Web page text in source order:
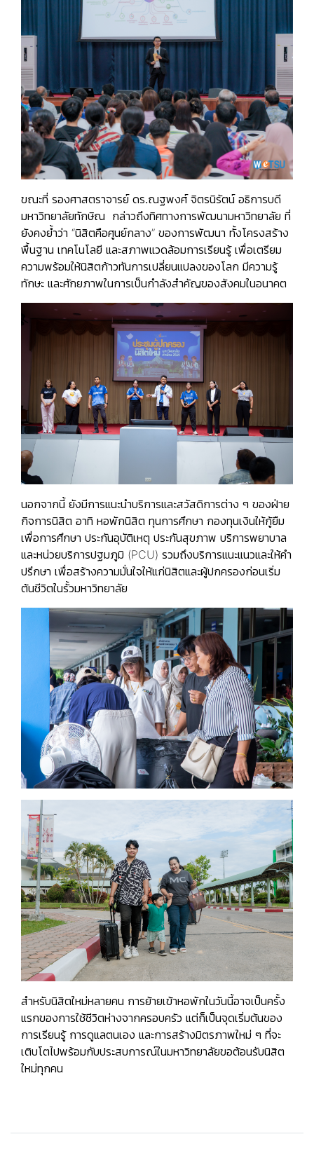
ขณะที่ รองศาสตราจารย์ ดร.ณฐพงศ์ จิตรนิรัตน์อธิการบดี
มหาวิทยาลัยทักษิณ กล่าวถึงทิศทางการพัฒนามหาวิทยาลัย ที่
ยังคงย้ำว่า “นิสิตคือศูนย์กลาง” ของการพัฒนา ทั้งโครงสร้าง
พื้นฐาน เทคโนโลยี และสภาพแวดล้อมการเรียนรู้ เพื่อเตรียม
ความพร้อมให้นิสิตก้าวทันการเปลี่ยนแปลงของโลก มีความรู้
ทักษะ และศักยภาพในการเป็นกำลังสำคัญของสังคมในอนาคต
นอกจากนี้ ยังมีการแนะนำบริการและสวัสดิการต่าง ๆ ของฝ่าย
กิจการนิสิต อาทิ หอพักนิสิต ทุนการศึกษา กองทุนเงินให้กู้ยืม
เพื่อการศึกษา ประกันอุบัติเหตุ ประกันสุขภาพ บริการพยาบาล
และหน่วยบริการปฐมภูมิ (PCU) รวมถึงบริการแนะแนวและให้คำ
ปรึกษา เพื่อสร้างความมั่นใจให้แก่นิสิตและผู้ปกครองก่อนเริ่ม
ต้นชีวิตในรั้วมหาวิทยาลัย
สำหรับนิสิตใหม่หลายคน การย้ายเข้าหอพักในวันนี้อาจเป็นครั้ง
แรกของการใช้ชีวิตห่างจากครอบครัว แต่ก็เป็นจุดเริ่มต้นของ
การเรียนรู้ การดูแลตนเอง และการสร้างมิตรภาพใหม่ ๆ ที่จะ
เติบโตไปพร้อมกับประสบการณ์ในมหาวิทยาลัยขอต้อนรับนิสิต
ใหม่ทุกคน